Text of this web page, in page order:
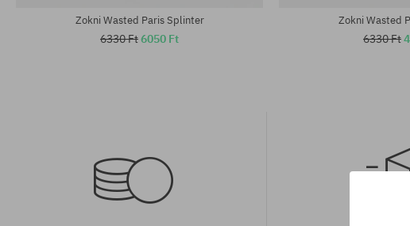
Zokni Wasted Paris Splinter
6330 Ft6050 Ft
Zokni Wasted
6330 Ft